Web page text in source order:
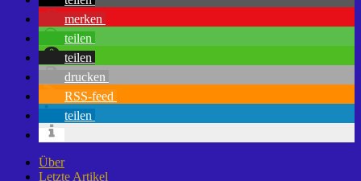
merken
teilen
teilen
drucken
RSS-feed
teilen
Über
Letzte Artikel